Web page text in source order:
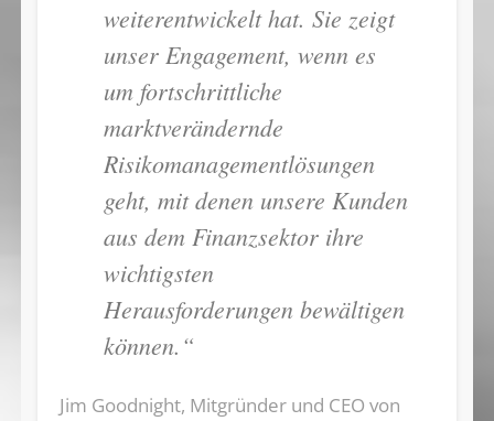
weiterentwickelt hat. Sie zeigt
unser Engagement, wenn es
um fortschrittliche
marktverändernde
Risikomanagementlösungen
geht, mit denen unsere Kunden
aus dem Finanzsektor ihre
wichtigsten
Herausforderungen bewältigen
können.“
Jim Goodnight, Mitgründer und CEO von